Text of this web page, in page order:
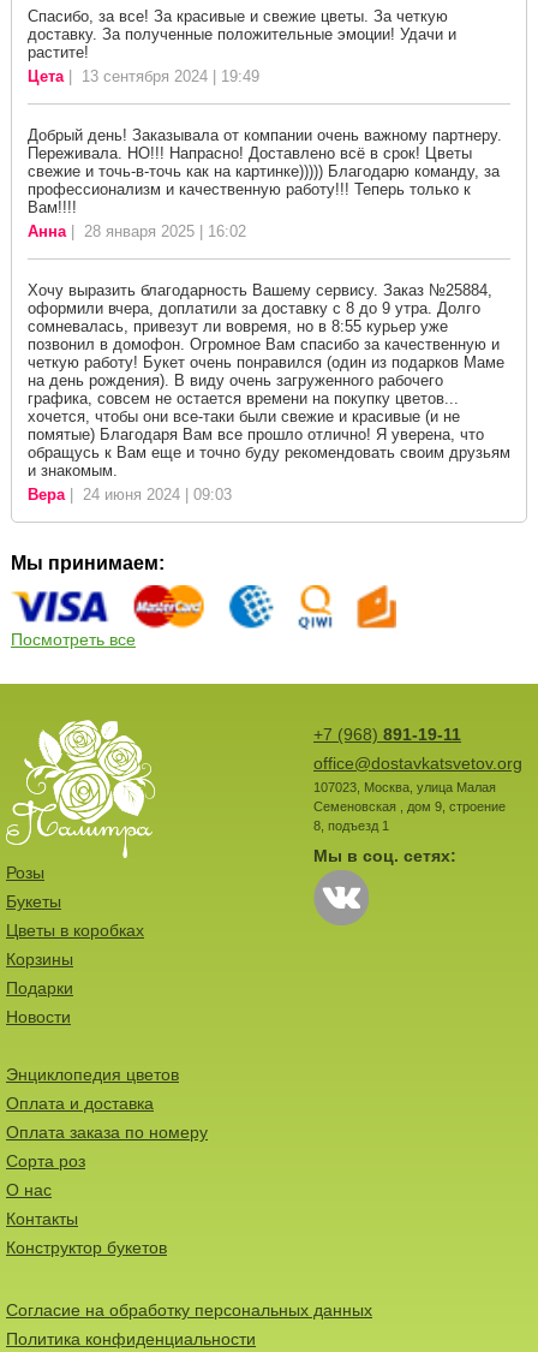
Спасибо, за все! За красивые и свежие цветы. За четкую
доставку. За полученные положительные эмоции! Удачи и
растите!
Цета| 13 сентября 2024 | 19:49
Добрый день! Заказывала от компании очень важному партнеру.
Переживала. НО!!! Напрасно! Доставлено всё в срок! Цветы
свежие и точь-в-точь как на картинке))))) Благодарю команду, за
профессионализм и качественную работу!!! Теперь только к
Вам!!!!
Анна| 28 января 2025 | 16:02
Хочу выразить благодарность Вашему сервису. Заказ №25884,
оформили вчера, доплатили за доставку с 8 до 9 утра. Долго
сомневалась, привезут ли вовремя, но в 8:55 курьер уже
позвонил в домофон. Огромное Вам спасибо за качественную и
четкую работу! Букет очень понравился (один из подарков Маме
на день рождения). В виду очень загруженного рабочего
графика, совсем не остается времени на покупку цветов...
хочется, чтобы они все-таки были свежие и красивые (и не
помятые) Благодаря Вам все прошло отлично! Я уверена, что
обращусь к Вам еще и точно буду рекомендовать своим друзьям
и знакомым.
Вера| 24 июня 2024 | 09:03
Мы принимаем:
Посмотреть все
+7 (968) 891-19-11
office@dostavkatsvetov.org
107023, Москва, улица Малая
Семеновская , дом 9, строение
8, подъезд 1
Мы в соц. сетях:
Розы
Букеты
Цветы в коробках
Корзины
Подарки
Новости
Энциклопедия цветов
Оплата и доставка
Оплата заказа по номеру
Сорта роз
О нас
Контакты
Конструктор букетов
Согласие на обработку персональных данных
Политика конфиденциальности